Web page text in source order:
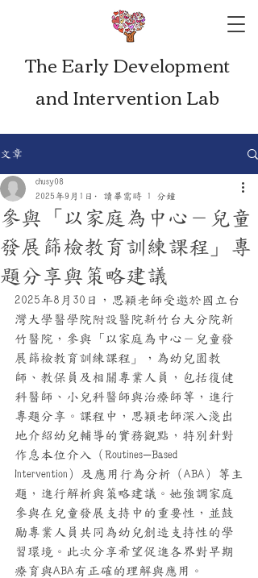
The Early Development
and Intervention Lab
文章
參與「以家庭為中心－兒童
發展篩檢教育訓練課程」專
題分享與策略建議
chusy08
2025年9月1日
讀畢需時 1 分鐘
2025年8月30日，思穎老師受邀於國立台
灣大學醫學院附設醫院新竹台大分院新
竹醫院，參與「以家庭為中心－兒童發
展篩檢教育訓練課程」，為幼兒園教
師、教保員及相關專業人員，包括復健
科醫師、小兒科醫師與治療師等，進行
專題分享。課程中，思穎老師深入淺出
地介紹幼兒輔導的實務觀點，特別針對
作息本位介入（Routines-Based
Intervention）及應用行為分析（ABA）等主
題，進行解析與策略建議。她強調家庭
參與在兒童發展支持中的重要性，並鼓
勵專業人員共同為幼兒創造支持性的學
習環境。此次分享希望促進各界對早期
療育與ABA有正確的理解與應用。